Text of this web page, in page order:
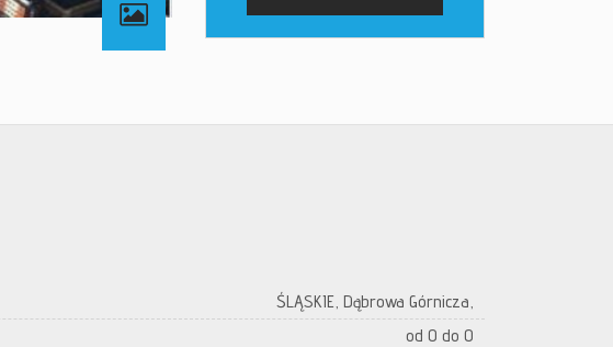
ŚLĄSKIE, Dąbrowa Górnicza,
od 0 do 0